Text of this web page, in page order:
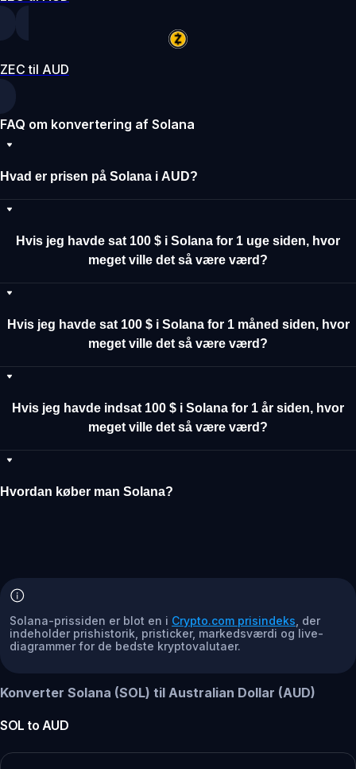
ZEC til AUD
FAQ om konvertering af Solana
Hvad er prisen på Solana i AUD?
Hvis jeg havde sat 100 $ i Solana for 1 uge siden, hvor
meget ville det så være værd?
Hvis jeg havde sat 100 $ i Solana for 1 måned siden, hvor
meget ville det så være værd?
Hvis jeg havde indsat 100 $ i Solana for 1 år siden, hvor
meget ville det så være værd?
Hvordan køber man Solana?
Solana-prissiden er blot en i Crypto.com prisindeks , der
indeholder prishistorik, pristicker, markedsværdi og live-
diagrammer for de bedste kryptovalutaer.
Konverter Solana (SOL) til Australian Dollar (AUD)
SOL to AUD